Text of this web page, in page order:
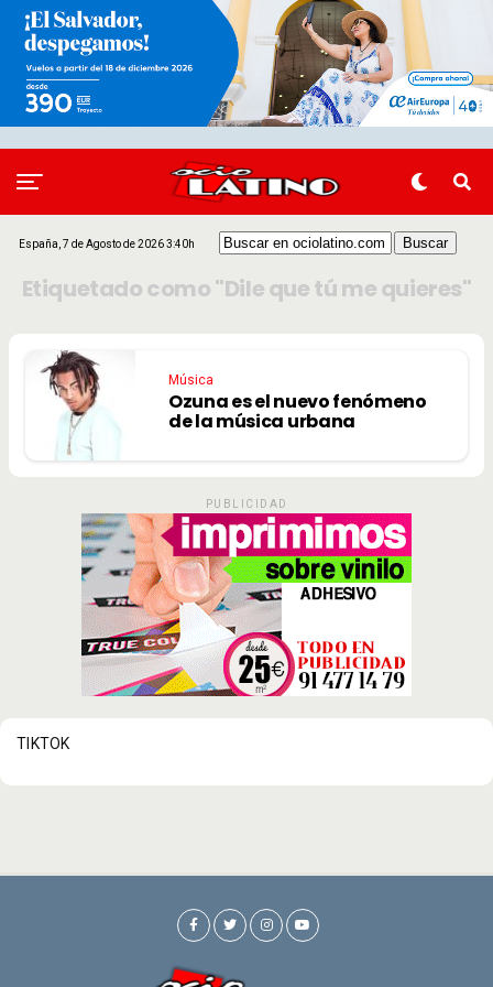
España, 7 de Agosto de 2026 3:40h
Etiquetado como "Dile que tú me quieres"
Música
Ozuna es el nuevo fenómeno
de la música urbana
PUBLICIDAD
TIKTOK